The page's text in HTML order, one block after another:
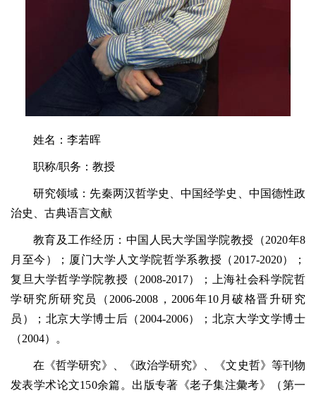
姓名：李若晖
职称/职务：教授
研究领域：先秦两汉哲学史、中国经学史、中国德性政
治史、古典语言文献
教育及工作经历：中国人民大学国学院教授（2020年8
月至今）；厦门大学人文学院哲学系教授（2017-2020）；
复旦大学哲学学院教授（2008-2017）；上海社会科学院哲
学研究所研究员（2006-2008，2006年10月破格晋升研究
员）；北京大学博士后（2004-2006）；北京大学文学博士
（2004）。
在《哲学研究》、《政治学研究》、《文史哲》等刊物
发表学术论文150余篇。出版专著《老子集注彙考》（第一